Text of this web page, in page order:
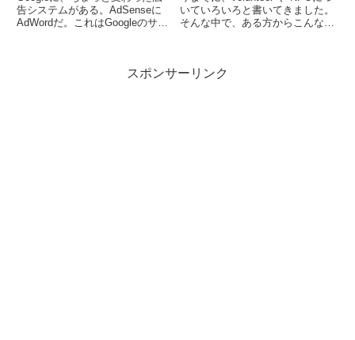
告システムがある。AdSenseに
AdWordだ。これはGoogleのサイ
広告を出してくれないかな...と考
いていろいろと書いてきました。
そんな中で、ある方からこんなご
館での有給職員に対する考え方
スポンサーリンク